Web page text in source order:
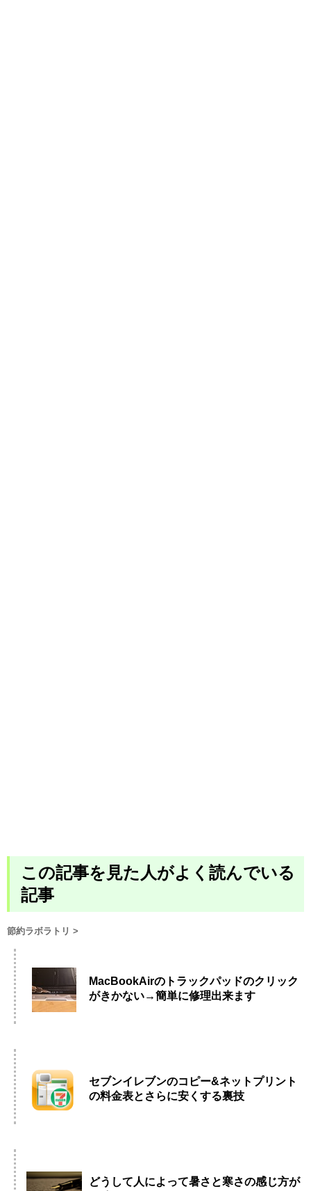
この記事を見た人がよく読んでいる
記事
節約ラボラトリ >
MacBookAirのトラックパッドのクリック
がきかない→簡単に修理出来ます
セブンイレブンのコピー&ネットプリント
の料金表とさらに安くする裏技
どうして人によって暑さと寒さの感じ方が